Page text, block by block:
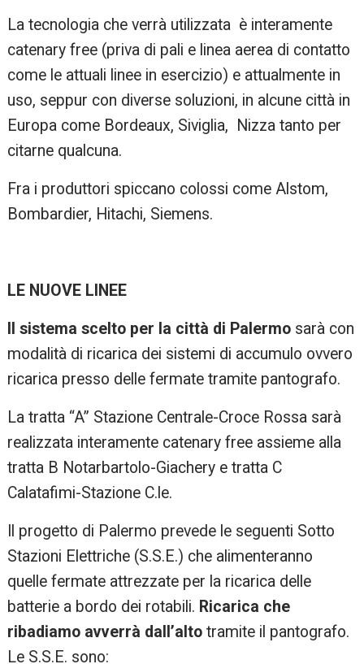
La tecnologia che verrà utilizzata è interamente
catenary free (priva di pali e linea aerea di contatto
come le attuali linee in esercizio) e attualmente in
uso, seppur con diverse soluzioni, in alcune città in
Europa come Bordeaux, Siviglia, Nizza tanto per
citarne qualcuna.
Fra i produttori spiccano colossi come Alstom,
Bombardier, Hitachi, Siemens.
LE NUOVE LINEE
Il sistema scelto per la città di Palermo sarà con
modalità di ricarica dei sistemi di accumulo ovvero
ricarica presso delle fermate tramite pantografo.
La tratta “A” Stazione Centrale-Croce Rossa sarà
realizzata interamente catenary free assieme alla
tratta B Notarbartolo-Giachery e tratta C
Calatafimi-Stazione C.le.
Il progetto di Palermo prevede le seguenti Sotto
Stazioni Elettriche (S.S.E.) che alimenteranno
quelle fermate attrezzate per la ricarica delle
batterie a bordo dei rotabili. Ricarica che
ribadiamo avverrà dall’alto tramite il pantografo.
Le S.S.E. sono: